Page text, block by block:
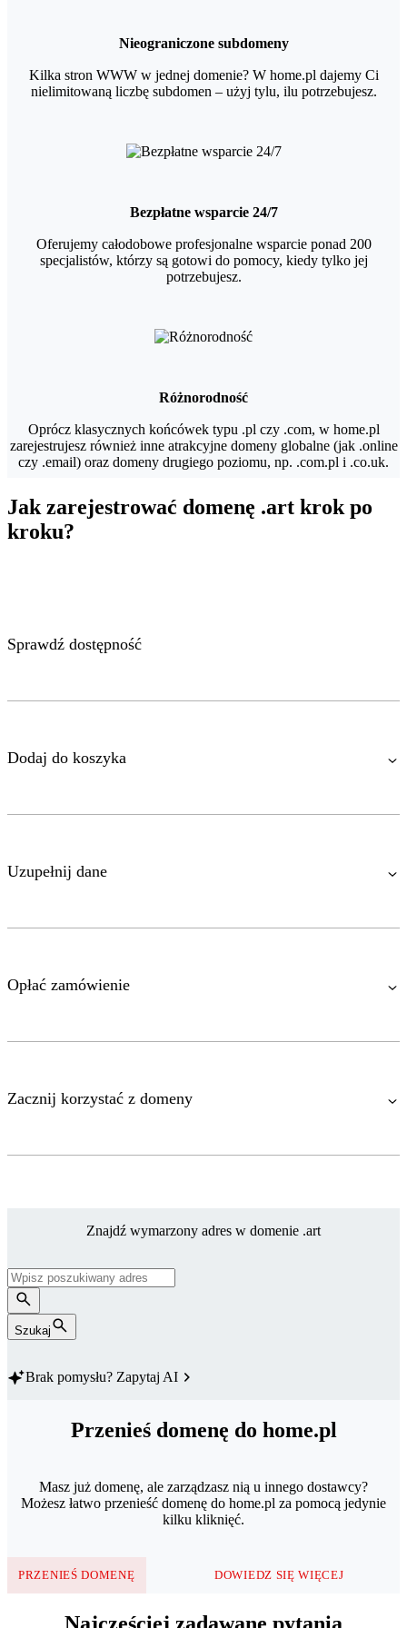
Nieograniczone subdomeny
Kilka stron WWW w jednej domenie? W home.pl dajemy Ci
nielimitowaną liczbę subdomen – użyj tylu, ilu potrzebujesz.
Bezpłatne wsparcie 24/7
Oferujemy całodobowe profesjonalne wsparcie ponad 200
specjalistów, którzy są gotowi do pomocy, kiedy tylko jej
potrzebujesz.
Różnorodność
Oprócz klasycznych końcówek typu .pl czy .com, w home.pl
zarejestrujesz również inne atrakcyjne domeny globalne (jak .online
czy .email) oraz domeny drugiego poziomu, np. .com.pl i .co.uk.
Jak zarejestrować domenę .art krok po
kroku?
Sprawdź dostępność
Dodaj do koszyka
Uzupełnij dane
Opłać zamówienie
Zacznij korzystać z domeny
Znajdź wymarzony adres w domenie .art
Szukaj
Brak pomysłu? Zapytaj AI
Przenieś domenę do home.pl
Masz już domenę, ale zarządzasz nią u innego dostawcy?
Możesz łatwo przenieść domenę do home.pl za pomocą jedynie
kilku kliknięć.
PRZENIEŚ DOMENĘ DOWIEDZ SIĘ WIĘCEJ